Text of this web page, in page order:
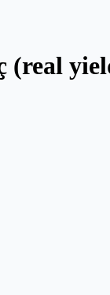
(real